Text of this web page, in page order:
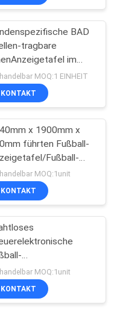
38
BAD
tragbare
im
mit geführtem
Namen
MOQ:1 EINHEIT
KONTAKT
x 1900mm x
führten Fußball-
Fußball-
mit
Team-Namen
MOQ:1unit
KONTAKT
Fußball-
mit
Team-Namen
MOQ:1unit
KONTAKT